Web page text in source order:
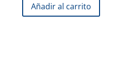
original
era:
actual
es:
Añadir al carrito